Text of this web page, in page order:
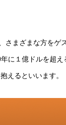
まざまな方をゲ
に１億ドルを超
えるといいます。